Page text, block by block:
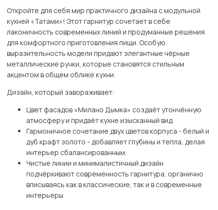
Откройте для себя мир практичного дизайна с модульной
кухней «Татами»! Этот гарнитур сочетает в себе
лаконичность современных линий и продуманные решения
для комфортного приготовления пищи. Особую
выразительность модели придают элегантные чёрные
металлические ручки, которые становятся стильным
акцентом в общем облике кухни.
Дизайн, который завораживает:
Цвет фасадов «Милано Дымка» создаёт утончённую
атмосферу и придаёт кухне изысканный вид.
Гармоничное сочетание двух цветов корпуса - белый и
дуб крафт золото - добавляет глубины и тепла, делая
интерьер сбалансированным.
Чистые линии и минималистичный дизайн
подчёркивают современность гарнитура, органично
вписываясь как в классические, так и в современные
интерьеры.